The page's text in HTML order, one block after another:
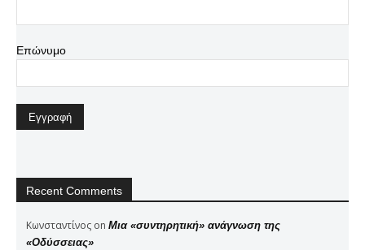
Επώνυμο
Recent Comments
Κωνσταντίνος on Μια «συντηρητική» ανάγνωση της
«Οδύσσειας»